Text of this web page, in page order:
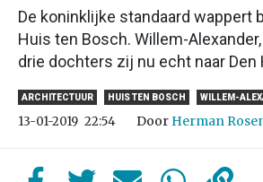
De koninklijke standaard wappert
Huis ten Bosch. Willem-
drie dochters zij nu echt naar Den
ARCHITECTUUR HUIS TEN BOSCH WILLEM-
13-01-2019 22:54 Door Herman